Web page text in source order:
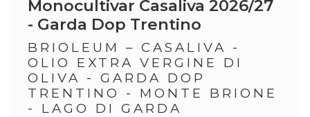
Monocultivar Casaliva 2026/27
- Garda Dop Trentino
BRIOLEUM – CASALIVA -
OLIO EXTRA VERGINE DI
OLIVA - GARDA DOP
TRENTINO - MONTE BRIONE
- LAGO DI GARDA